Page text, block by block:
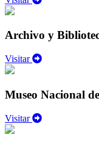
Archivo y
Visitar
Museo Nacional
Visitar